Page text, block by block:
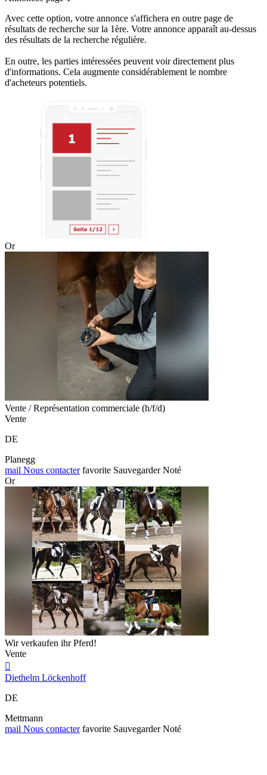
Avec cette option, votre annonce s'affichera en outre page de
résultats de recherche sur la 1ère. Votre annonce apparaît au-dessus
des résultats de la recherche régulière.
En outre, les parties intéressées peuvent voir directement plus
d'informations. Cela augmente considérablement le nombre
d'acheteurs potentiels.
Or
Vente / Représentation commerciale (h/f/d)
Vente
DE
Planegg
mail Nous contacter favorite Sauvegarder Noté
Or
Wir verkaufen ihr Pferd!
Vente

Diethelm Löckenhoff
DE
Mettmann
mail Nous contacter favorite Sauvegarder Noté